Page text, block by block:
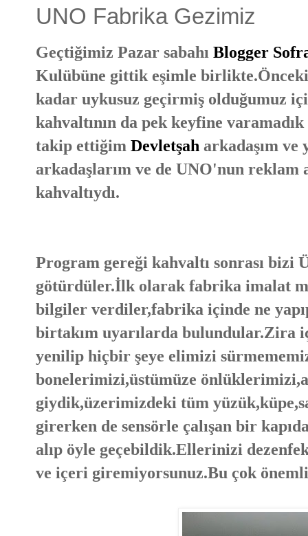
UNO Fabrika Gezimiz
Geçtiğimiz Pazar sabahı Blogger
Kulübüne gittik eşimle birlikte.Önceki
kadar uykusuz geçirmiş olduğumuz
kahvaltının da pek keyfine
takip ettiğim Devletşah arkadaşım ve
arkadaşlarım ve de UNO'nun reklam
kahvaltıydı.
Program gereği kahvaltı sonrası bizi
götürdüler.İlk olarak fabrika imalat
bilgiler verdiler,fabrika içinde ne
birtakım uyarılarda bulundular.Zira
yenilip hiçbir şeye elimizi
bonelerimizi,üstümüze
giydik,üzerimizdeki tüm
girerken de sensörle çalışan bir
alıp öyle geçebildik.Ellerinizi
ve içeri giremiyorsunuz.Bu çok